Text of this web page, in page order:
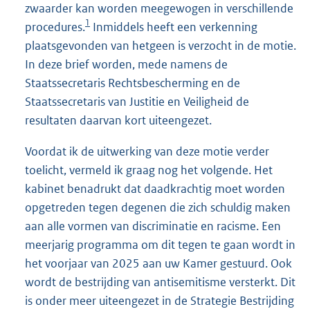
zwaarder kan worden meegewogen in verschillende
procedures.1 Inmiddels heeft een verkenning
plaatsgevonden van hetgeen is verzocht in de motie.
In deze brief worden, mede namens de
Staatssecretaris Rechtsbescherming en de
Staatssecretaris van Justitie en Veiligheid de
resultaten daarvan kort uiteengezet.
Voordat ik de uitwerking van deze motie verder
toelicht, vermeld ik graag nog het volgende. Het
kabinet benadrukt dat daadkrachtig moet worden
opgetreden tegen degenen die zich schuldig maken
aan alle vormen van discriminatie en racisme. Een
meerjarig programma om dit tegen te gaan wordt in
het voorjaar van 2025 aan uw Kamer gestuurd. Ook
wordt de bestrijding van antisemitisme versterkt. Dit
is onder meer uiteengezet in de Strategie Bestrijding